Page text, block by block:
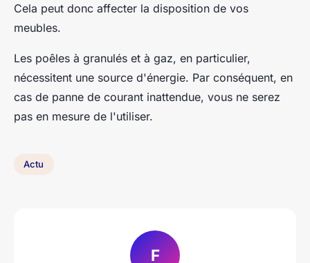
Cela peut donc affecter la disposition de vos
meubles.
Les poêles à granulés et à gaz, en particulier,
nécessitent une source d'énergie. Par conséquent, en
cas de panne de courant inattendue, vous ne serez
pas en mesure de l'utiliser.
Actu
F